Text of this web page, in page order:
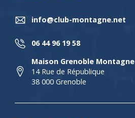
info@club-montagne.net
06 44 96 19 58
Maison Grenoble Montagne
14 Rue de République
38 000 Grenoble